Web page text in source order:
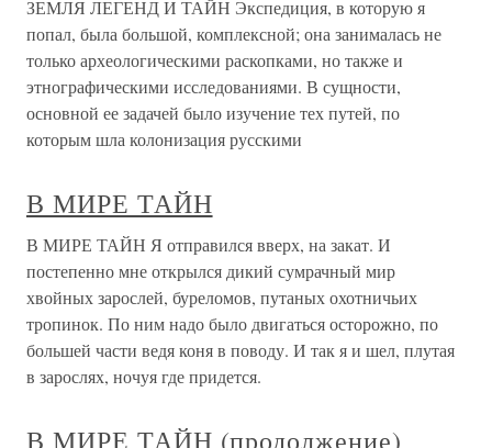
ЗЕМЛЯ ЛЕГЕНД И ТАЙН Экспедиция, в которую я
попал, была большой, комплексной; она занималась не
только археологическими раскопками, но также и
этнографическими исследованиями. В сущности,
основной ее задачей было изучение тех путей, по
которым шла колонизация русскими
В МИРЕ ТАЙН
В МИРЕ ТАЙН Я отправился вверх, на закат. И
постепенно мне открылся дикий сумрачный мир
хвойных зарослей, буреломов, путаных охотничьих
тропинок. По ним надо было двигаться осторожно, по
большей части ведя коня в поводу. И так я и шел, плутая
в зарослях, ночуя где придется.
В МИРЕ ТАЙН (продолжение)